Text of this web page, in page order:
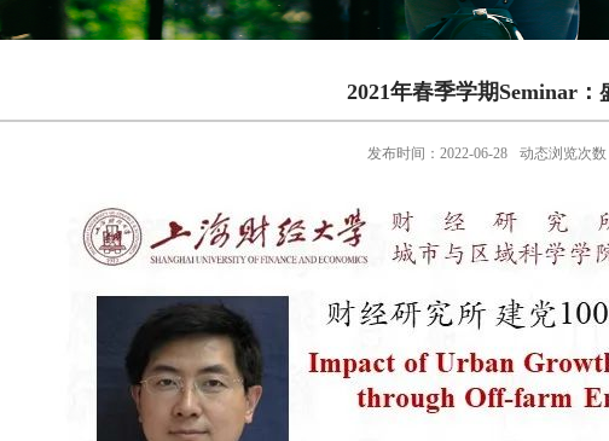
2021年春季学期Seminar：
发布时间：2022-06-28 动态浏览次数